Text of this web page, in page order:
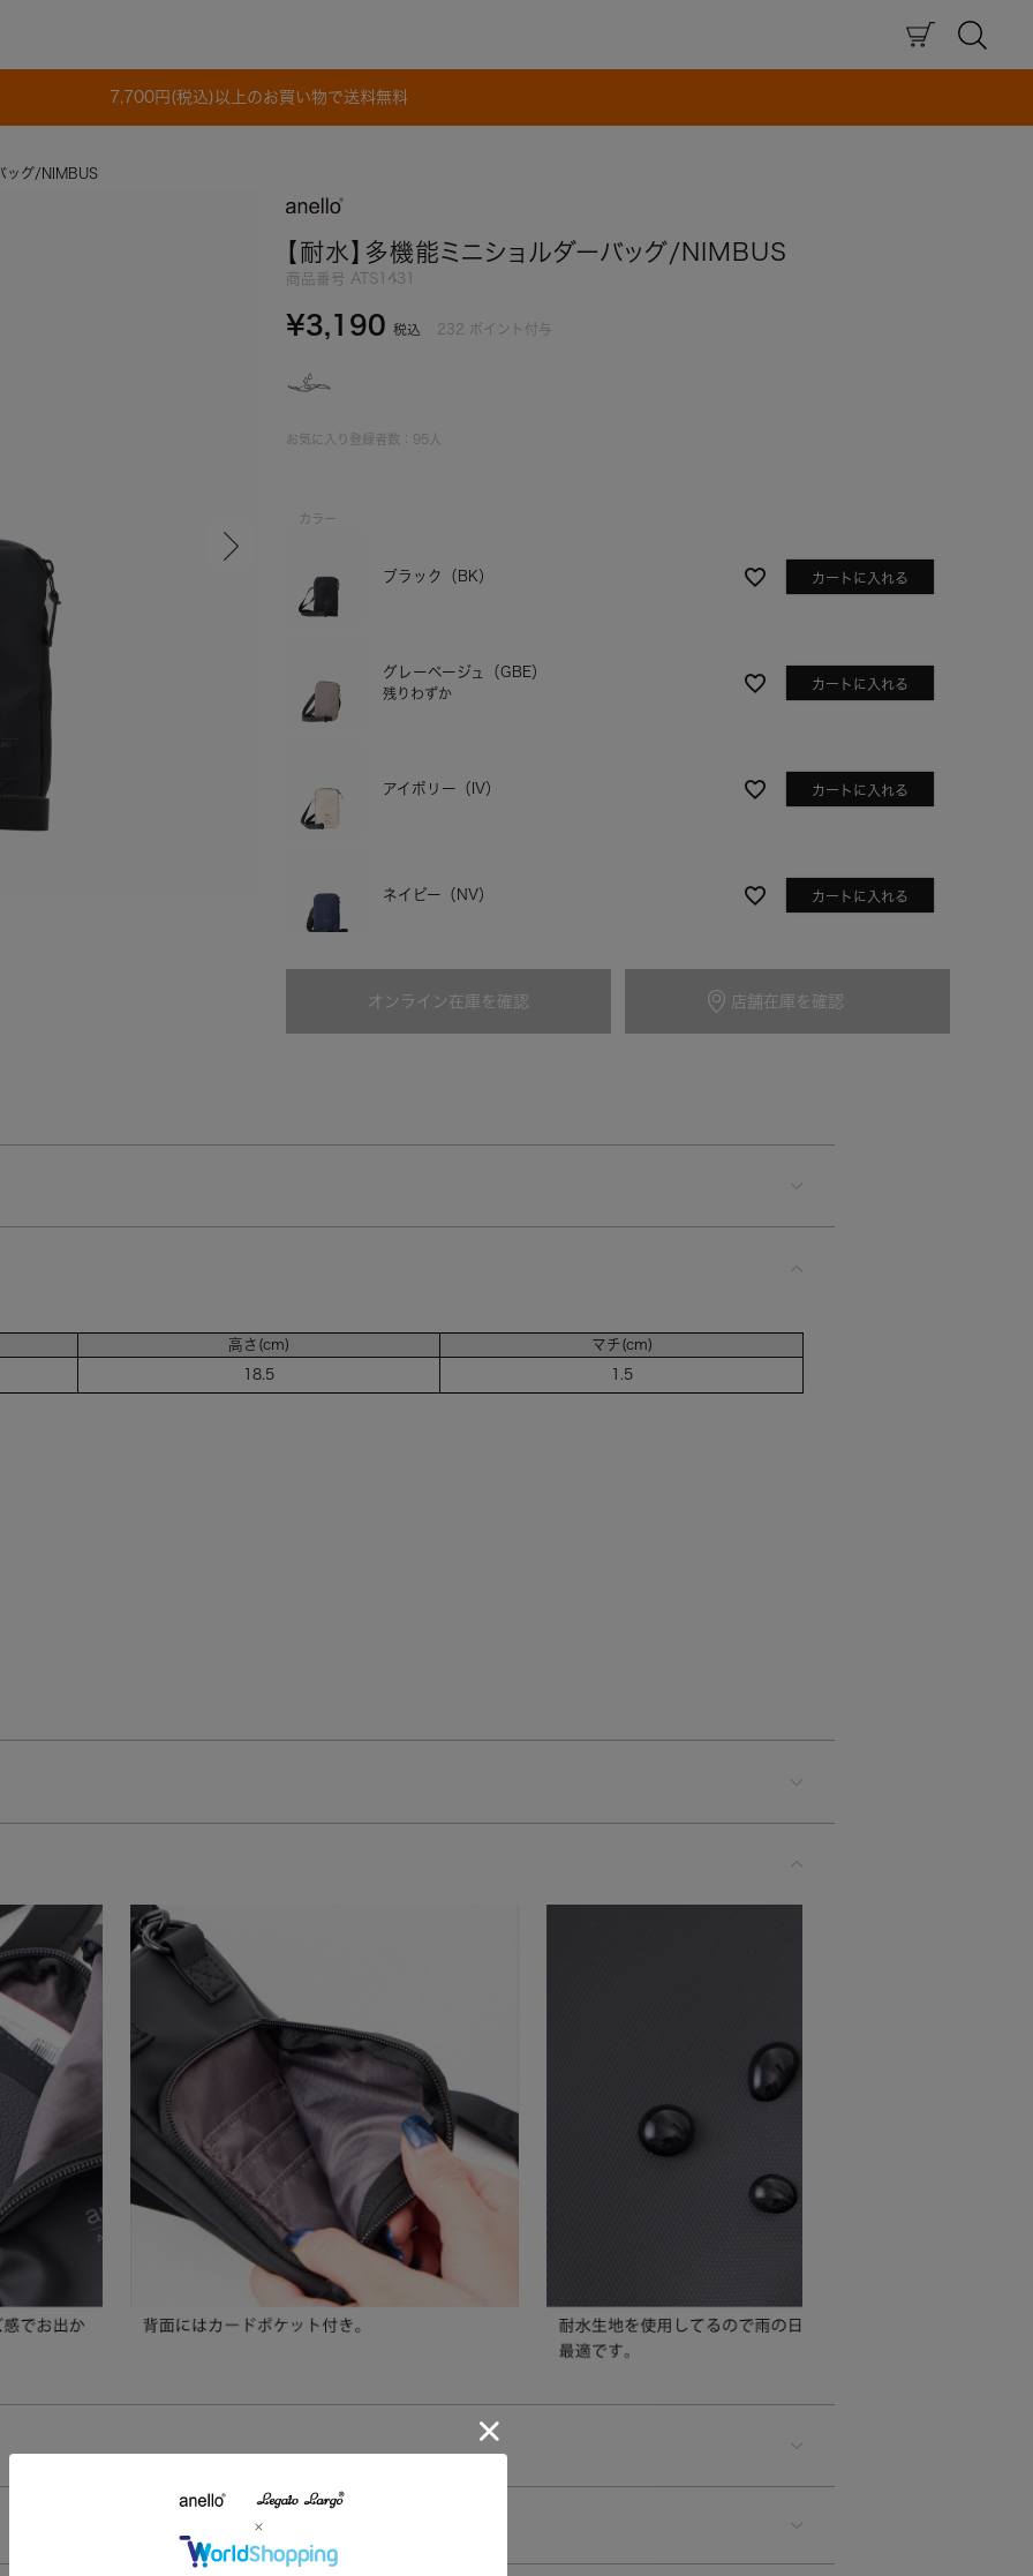
7,700円(税込)以上のお買い物で送料無料
ッグ/NIMBUS
アイボリー
【耐水】多機能ミニショルダーバッグ/NIMBUS
商品番号 ATS1431
¥3,190 税込 232 ポイント付与
お気に入り登録者数： 95 人
×
カラー
ブラック（BK） カートに入れる
グレーベージュ（GBE）
残りわずか
カートに入れる
アイボリー（IV） カートに入れる
ネイビー（NV） カートに入れる
ブルー（LBL）
残りわずか
カートに入れる
オンライン在庫を確認 店舗在庫を確認
高さ(cm)
18.5
マチ(cm)
1.5